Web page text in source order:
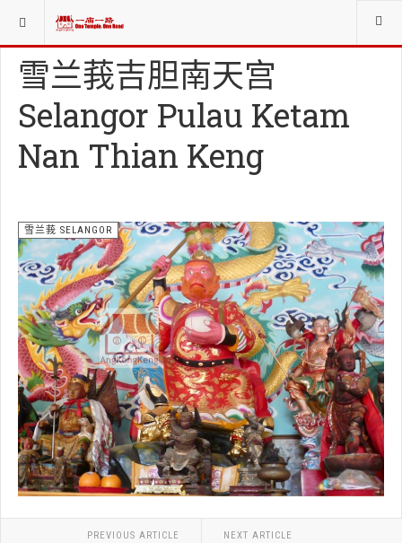
当前位置： 庙寺宫坛堂社CHINESE WORSHIP ORG. 雪兰莪 SELANGOR
雪兰莪吉胆南天宫
Selangor Pulau Ketam
Nan Thian Keng
雪兰莪 SELANGOR
PREVIOUS ARTICLE NEXT ARTICLE